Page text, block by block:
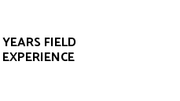
YEARS FIELD
EXPERIENCE